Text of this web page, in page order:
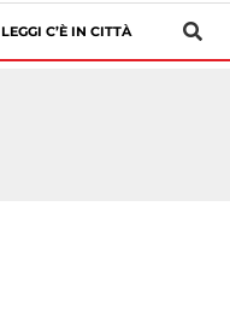
LEGGI C’È IN CITTÀ